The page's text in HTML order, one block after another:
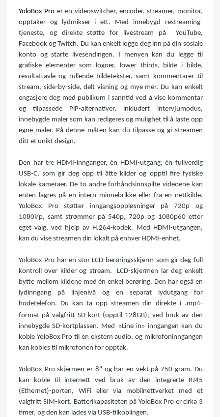
YoloBox Pro er en videoswitcher, encoder, streamer, monitor,
opptaker og lydmikser i ett. Med innebygd restreaming-
tjeneste, og direkte støtte for livestream på YouTube,
Facebook og Twitch. Du kan enkelt logge deg inn på din sosiale
konto og starte livesendingen. I menyen kan du legge til
grafiske elementer som logoer, lower thirds, bilde i bilde,
resultattavle og rullende bildetekster, samt kommentarer til
stream, side-by-side, delt visning og mye mer. Du kan enkelt
engasjere deg med publikum i sanntid ved å vise kommentar
og tilpassede PiP-alternativer, inkludert intervjumodus,
innebygde maler som kan redigeres og mulighet til å laste opp
egne maler. På denne måten kan du tilpasse og gi streamen
ditt et unikt design.
Den har tre HDMI-innganger, én HDMI-utgang, én fullverdig
USB-C, som gir deg opp til åtte kilder og opptil fire fysiske
lokale kameraer. De to andre forhåndsinnspilte videoene kan
enten lagres på en intern minnebrikke eller fra en nettkilde.
YoloBox Pro støtter inngangsoppløsninger på 720p og
1080i/p, samt strømmer på 540p, 720p og 1080p60 etter
eget valg, ved hjelp av H.264-kodek. Med HDMI-utgangen,
kan du vise streamen din lokalt på enhver HDMI-enhet.
YoloBox Pro har en stor LCD-berøringsskjerm som gir deg full
kontroll over kilder og stream. LCD-skjermen lar deg enkelt
bytte mellom kildene med én enkel berøring. Den har også en
lydinngang på linjenivå og en separat lydutgang for
hodetelefon. Du kan ta opp streamen din direkte i .mp4-
format på valgfritt SD-kort (opptil 128GB), ved bruk av den
innebygde SD-kortplassen. Med «Line in» inngangen kan du
koble YoloBox Pro til en ekstern audio, og mikrofoninngangen
kan kobles til mikrofonen for opptak.
YoloBox Pro skjermen er 8" og har en vekt på 750 gram. Du
kan koble til internett ved bruk av den integrerte RJ45
(Ethernet)-porten, WiFi eller via mobilnettverket med et
valgfritt SIM-kort. Batterikapasiteten på YoloBox Pro er cirka 3
timer, og den kan lades via USB-tilkoblingen.